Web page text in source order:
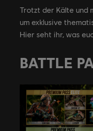
Trotzt der Kälte und
um exklusive
Hier seht ihr, was
BATTLE